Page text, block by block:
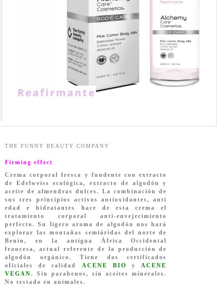
THE FUNNY BEAUTY COMPANY
Firming effect
Crema corporal fresca y fundente con extracto
de Edelweiss ecológica, extracto de algodón y
aceite de almendras dulces. La combinación de
sus tres principios activos antioxidantes, anti
edad e hidratantes hace de esta crema el
tratamiento corporal anti-envejecimiento
perfecto. Su ligero aroma de algodón nos hará
explorar las montañas semiáridas del norte de
Benín, en la antigua África Occidental
francesa, actual referente de la producción de
algodón orgánico. Tiene dos certificados
oficiales de calidad
ACENE BIO y
ACENE
VEGAN.
Sin parabenos, sin aceites minerales.
No testado en animales.